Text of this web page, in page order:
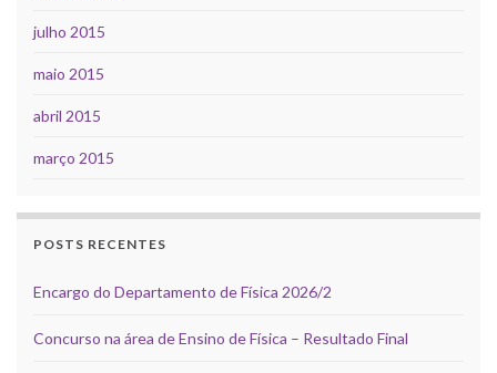
julho 2015
maio 2015
abril 2015
março 2015
POSTS RECENTES
Encargo do Departamento de Física 2026/2
Concurso na área de Ensino de Física – Resultado Final